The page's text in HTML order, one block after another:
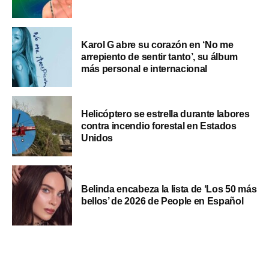
Karol G abre su corazón en ‘No me
arrepiento de sentir tanto’, su álbum
más personal e internacional
Helicóptero se estrella durante labores
contra incendio forestal en Estados
Unidos
Belinda encabeza la lista de ‘Los 50 más
bellos’ de 2026 de People en Español